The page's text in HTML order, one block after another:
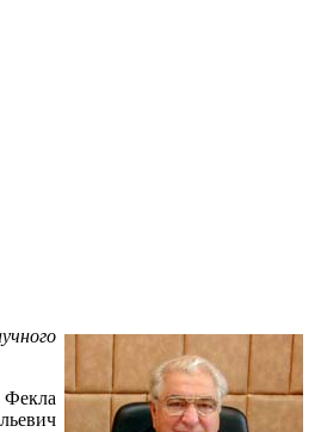
Фекла